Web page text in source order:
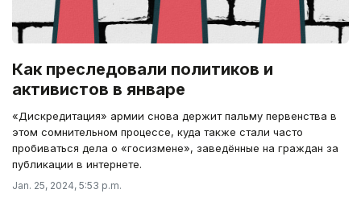
Как преследовали политиков и
активистов в январе
«Дискредитация» армии снова держит пальму первенства в
этом сомнительном процессе, куда также стали часто
пробиваться дела о «госизмене», заведённые на граждан за
публикации в интернете.
Jan. 25, 2024, 5:53 p.m.